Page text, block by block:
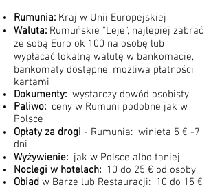
Rumunia: Kraj w Unii Europejskiej
Waluta: Rumuńskie "Leje", najlepiej zabrać
ze sobą Euro ok 100 na osobę lub
wypłacać lokalną walutę w bankomacie,
bankomaty dostępne, możliwa płatności
kartami
Dokumenty: wystarczy dowód osobisty
Paliwo: ceny w Rumuni podobne jak w
Polsce
Opłaty za drogi - Rumunia: winieta 5 € -7
dni
Wyżywienie: jak w Polsce albo taniej
Noclegi w hotelach: 10 do 25 € od osoby
Obiad w Barze lub Restauracji: 10 do 15 €